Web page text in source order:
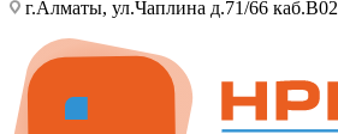
г.Алматы, ул.Чаплина д.71/66 каб.B02